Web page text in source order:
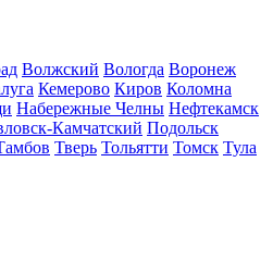
Волжский Вологда Воронеж
Кемерово Киров Коломна
Набережные Челны Нефтекамск
Камчатский Подольск
Тверь Тольятти Томск Тула